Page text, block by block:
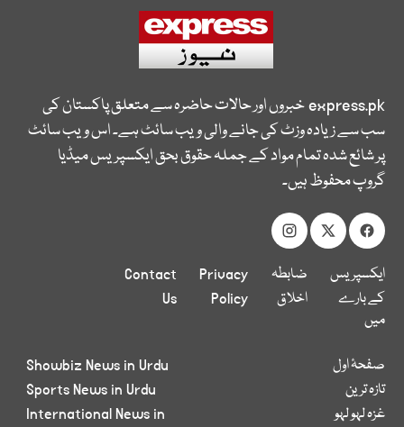
express.pkخبروں اور حالات حاضرہ سے متعلق پاکستان کی
سب سے زیادہ وزٹ کی جانے والی ویب سائٹ ہے۔ اس ویب سائٹ
پر شائع شدہ تمام مواد کے جملہ حقوق بحق ایکسپریس میڈیا
گروپ محفوظ ہیں۔
ایکسپریس
کے بارے
میں
ضابطہ
اخلاق
Privacy
Policy
Contact
Us
صفحۂ اول
تازہ ترین
غزہ لہو لہو
Showbiz News in Urdu
Sports News in Urdu
International News in